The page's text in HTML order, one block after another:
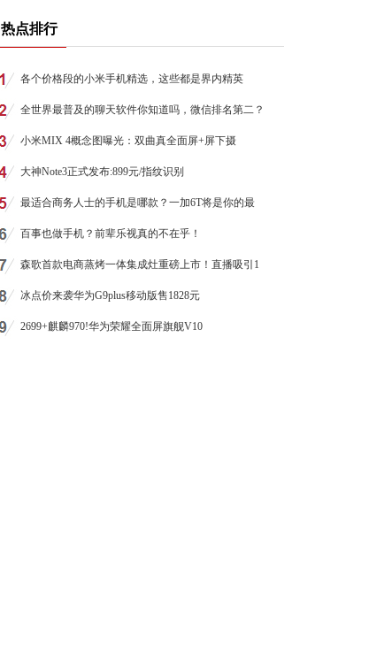
热点排行
各个价格段的小米手机精选，这些都是界内精英
全世界最普及的聊天软件你知道吗，微信排名第二？
小米MIX 4概念图曝光：双曲真全面屏+屏下摄
大神Note3正式发布:899元/指纹识别
最适合商务人士的手机是哪款？一加6T将是你的最
百事也做手机？前辈乐视真的不在乎！
森歌首款电商蒸烤一体集成灶重磅上市！直播吸引1
冰点价来袭华为G9plus移动版售1828元
2699+麒麟970!华为荣耀全面屏旗舰V10